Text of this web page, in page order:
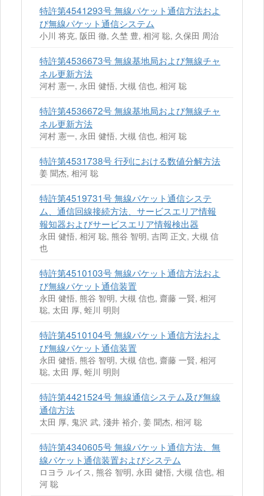
特許第4541293号 無線パケット通信方法およ
び無線パケット通信システム
小川 将克, 阪田 徹, 久埜 豊, 相河 聡, 久保田 周治
特許第4536673号 無線基地局および無線チャ
ネル更新方法
河村 憲一, 永田 健悟, 大槻 信也, 相河 聡
特許第4536672号 無線基地局および無線チャ
ネル更新方法
河村 憲一, 永田 健悟, 大槻 信也, 相河 聡
特許第4531738号 行列における数値分解方法
姜 聞杰, 相河 聡
特許第4519731号 無線パケット通信システ
ム、通信回線接続方法、サービスエリア情報
報知器およびサービスエリア情報検出器
永田 健悟, 相河 聡, 熊谷 智明, 吉岡 正文, 大槻 信
也
特許第4510103号 無線パケット通信方法およ
び無線パケット通信装置
永田 健悟, 熊谷 智明, 大槻 信也, 齋藤 一賢, 相河
聡, 太田 厚, 蛭川 明則
特許第4510104号 無線パケット通信方法およ
び無線パケット通信装置
永田 健悟, 熊谷 智明, 大槻 信也, 齋藤 一賢, 相河
聡, 太田 厚, 蛭川 明則
特許第4421524号 無線通信システム及び無線
通信方法
太田 厚, 鬼沢 武, 淺井 裕介, 姜 聞杰, 相河 聡
特許第4340605号 無線パケット通信方法、無
線パケット通信装置およびシステム
ロヨラ ルイス, 熊谷 智明, 永田 健悟, 大槻 信也, 相
河 聡